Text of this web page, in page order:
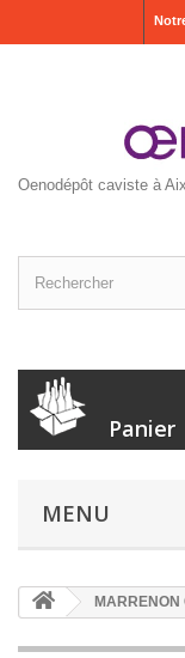
Oenodépôt caviste à
Panier
MENU